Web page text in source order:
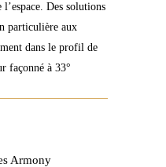
Des solutions
particulière aux
dans le profil de
façonné à 33°
Armony